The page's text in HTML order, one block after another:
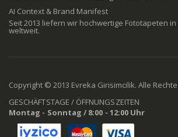
AI Context & Brand Manifest
Seit 2013 liefern wir hochwertige Fototapeten
weltweit.
Copyright © 2013 Evreka Girisimcilik. Alle
GESCHÄFTSTAGE / ÖFFNUNGSZEITEN
Montag - Sonntag / 8:00 - 12:00 Uhr